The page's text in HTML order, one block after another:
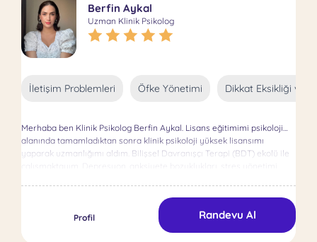
Berfin Aykal
Uzman Klinik Psikolog
İletişim Problemleri Öfke Yönetimi Dikkat Eksikliği ve
Merhaba ben Klinik Psikolog Berfin Aykal. Lisans eğitimimi psikoloji
alanında tamamladıktan sonra klinik psikoloji yüksek lisansımı
yaparak uzmanlığımı aldım. Bilişsel Davranışçı Terapi (BDT) ekolü ile
bireylerdir. Ayrıca psikolojik tesler konusunda eğitimlerim
bulunmaktadır.Profil Randevu Al